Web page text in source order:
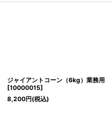
ジャイアントコーン（6kg）業務用
[10000015]
8,200円(税込)